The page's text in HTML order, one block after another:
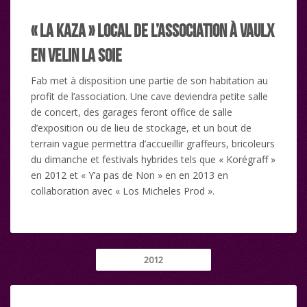
« La Kaza » local de l’association à Vaulx
en Velin la Soie
Fab met à disposition une partie de son habitation au
profit de l’association. Une cave deviendra petite salle
de concert, des garages feront office de salle
d’exposition ou de lieu de stockage, et un bout de
terrain vague permettra d’accueillir graffeurs, bricoleurs
du dimanche et festivals hybrides tels que « Korégraff »
en 2012 et « Y’a pas de Non » en en 2013 en
collaboration avec « Los Micheles Prod ».
2012